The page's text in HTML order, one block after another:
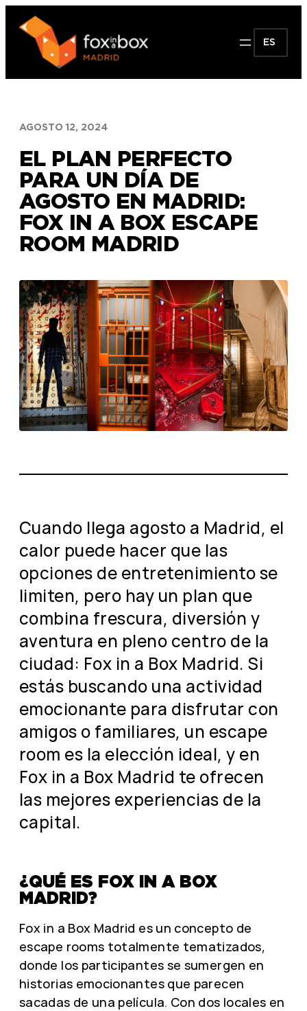
Saltar
contenido
ES
AGOSTO 12, 2024
EL PLAN PERFECTO
PARA UN DÍA DE
AGOSTO EN MADRID:
FOX IN A BOX ESCAPE
ROOM MADRID
Cuando llega agosto a Madrid, el
calor puede hacer que las
opciones de entretenimiento se
limiten, pero hay un plan que
combina frescura, diversión y
aventura en pleno centro de la
ciudad: Fox in a Box Madrid. Si
estás buscando una actividad
emocionante para disfrutar con
amigos o familiares, un escape
room es la elección ideal, y en
Fox in a Box Madrid te ofrecen
las mejores experiencias de la
capital.
¿QUÉ ES FOX IN A BOX
MADRID?
Fox in a Box Madrid es un concepto de
escape rooms totalmente tematizados,
donde los participantes se sumergen en
historias emocionantes que parecen
sacadas de una película. Con dos locales en